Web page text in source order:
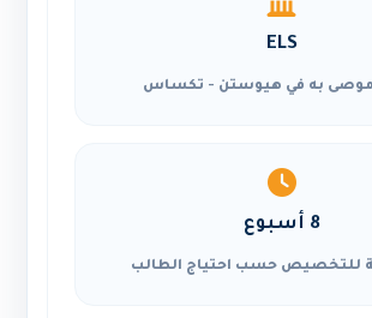
ELS
به في هيوستن - تكساس
8 أسبوع
للتخصيص حسب احتياج الطالب